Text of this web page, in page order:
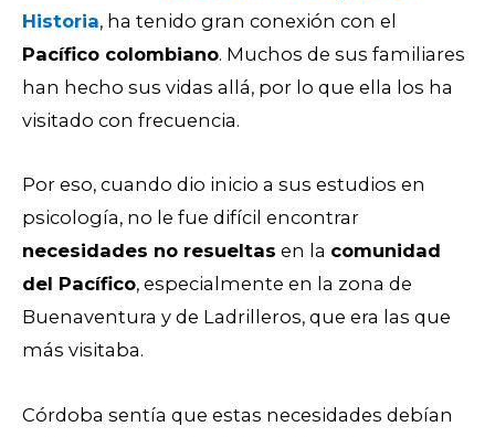
Historia, ha tenido gran conexión con el
Pacífico colombiano. Muchos de sus familiares
han hecho sus vidas allá, por lo que ella los ha
visitado con frecuencia.
Por eso, cuando dio inicio a sus estudios en
psicología, no le fue difícil encontrar
necesidades no resueltas en la comunidad
del Pacífico, especialmente en la zona de
Buenaventura y de Ladrilleros, que era las que
más visitaba.
Córdoba sentía que estas necesidades debían